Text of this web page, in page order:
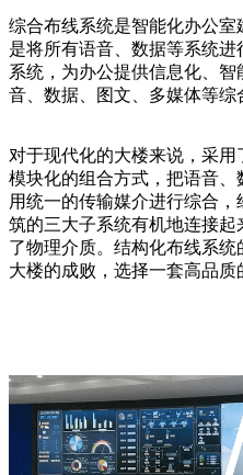
综合布线系统是智能化办公室
是将所有语音、数据等系统
系统，为办公提供信息化、
音、数据、图文、多媒体等综
对于现代化的大楼来说，采
模块化的组合方式，把语音
用统一的传输媒介进行综合
筑的三大子系统有机地连接
了物理介质。结构化布线系
大楼的成败，选择一套高品质